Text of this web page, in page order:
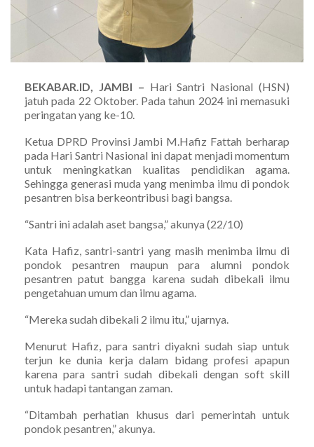
BEKABAR.ID, JAMBI – Hari Santri Nasional (HSN)
jatuh pada 22 Oktober. Pada tahun 2024 ini memasuki
peringatan yang ke-10.
Ketua DPRD Provinsi Jambi M.Hafiz Fattah berharap
pada Hari Santri Nasional ini dapat menjadi momentum
untuk meningkatkan kualitas pendidikan agama.
Sehingga generasi muda yang menimba ilmu di pondok
pesantren bisa berkeontribusi bagi bangsa.
“Santri ini adalah aset bangsa,” akunya (22/10)
Kata Hafiz, santri-santri yang masih menimba ilmu di
pondok pesantren maupun para alumni pondok
pesantren patut bangga karena sudah dibekali ilmu
pengetahuan umum dan ilmu agama.
“Mereka sudah dibekali 2 ilmu itu,” ujarnya.
Menurut Hafiz, para santri diyakni sudah siap untuk
terjun ke dunia kerja dalam bidang profesi apapun
karena para santri sudah dibekali dengan soft skill
untuk hadapi tantangan zaman.
“Ditambah perhatian khusus dari pemerintah untuk
pondok pesantren,” akunya.